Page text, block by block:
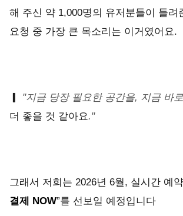
해 주신 약 1,000명의 유저분들이 들려
요청 중 가장 큰 목소리는 이거였어요.
"지금 당장 필요한 공간을, 지금 바로
더 좋을 것 같아요."
그래서 저희는 2026년 6월, 실시간 예
결제 NOW”를 선보일 예정입니다